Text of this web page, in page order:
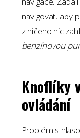
navigovat, aby
z ničeho nic
benzínovou
Knoflíky
ovládání
Problém s